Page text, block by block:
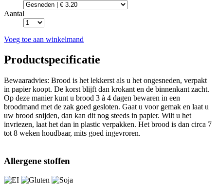
Aantal
Voeg toe aan winkelmand
Productspecificatie
Bewaaradvies: Brood is het lekkerst als u het ongesneden, verpakt
in papier koopt. De korst blijft dan krokant en de binnenkant zacht.
Op deze manier kunt u brood 3 à 4 dagen bewaren in een
broodmand met de zak goed gesloten. Gaat u voor gemak en laat u
uw brood snijden, dan kan dit nog steeds in papier. Wilt u het
invriezen, laat het dan in plastic verpakken. Het brood is dan circa 7
tot 8 weken houdbaar, mits goed ingevroren.
Allergene stoffen